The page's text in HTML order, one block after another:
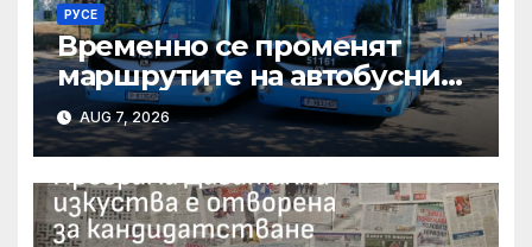
РУСЕ
Временно се променят
маршрутите на автобусни
линии № 5 и № 20 заради
строително-ремонтни
дейности
AUG 7, 2026